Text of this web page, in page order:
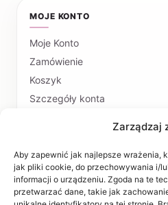
Zarządzaj
Aby zapewnić jak najlepsze wrażenia,
jak pliki cookie, do przechowywania i/
informacji o urządzeniu. Zgoda na te
przetwarzać dane, takie jak
MOJE KONTO
Moje Konto
Zamówienie
Koszyk
Szczegóły konta
PŁATNOŚCI I DOSTAWA
Formy płatności
Czas realizacji i koszty
INFORMACJE